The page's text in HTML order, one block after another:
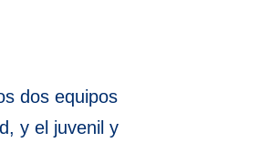
dos equipos
y el juvenil y